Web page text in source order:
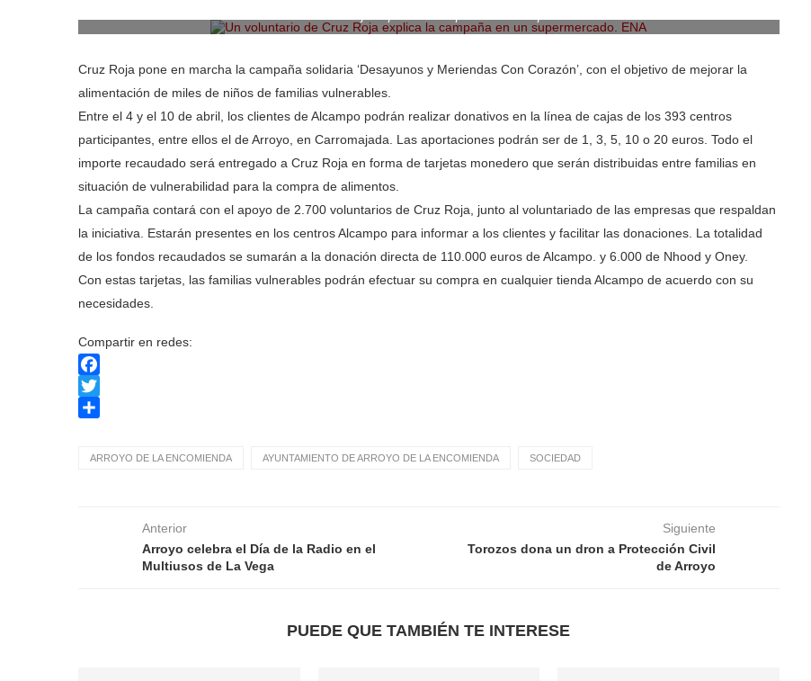
Cruz Roja pone en marcha la campaña solidaria ‘Desayunos y Meriendas Con Corazón’, con el objetivo de mejorar la
alimentación de miles de niños de familias vulnerables.
Entre el 4 y el 10 de abril, los clientes de Alcampo podrán realizar donativos en la línea de cajas de los 393 centros
participantes, entre ellos el de Arroyo, en Carromajada. Las aportaciones podrán ser de 1, 3, 5, 10 o 20 euros. Todo el
importe recaudado será entregado a Cruz Roja en forma de tarjetas monedero que serán distribuidas entre familias en
situación de vulnerabilidad para la compra de alimentos.
La campaña contará con el apoyo de 2.700 voluntarios de Cruz Roja, junto al voluntariado de las empresas que respaldan
la iniciativa. Estarán presentes en los centros Alcampo para informar a los clientes y facilitar las donaciones. La totalidad
de los fondos recaudados se sumarán a la donación directa de 110.000 euros de Alcampo. y 6.000 de Nhood y Oney.
Con estas tarjetas, las familias vulnerables podrán efectuar su compra en cualquier tienda Alcampo de acuerdo con su
necesidades.
Compartir en redes:
Facebook
Twitter
ARROYO DE LA ENCOMIENDA AYUNTAMIENTO DE ARROYO DE LA ENCOMIENDA SOCIEDAD
Anterior
Arroyo celebra el Día de la Radio en el
Multiusos de La Vega
Siguiente
Torozos dona un dron a Protección Civil
de Arroyo
PUEDE QUE TAMBIÉN TE INTERESE